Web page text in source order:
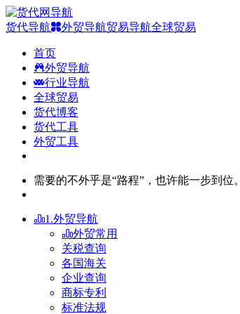
货代导航 外贸导航贸易导航全球贸易
首页
外贸导航
行业导航
全球贸易
货代博客
货代工具
外贸工具
需要的不外乎是“路程”，也许能一步到位。
1.外贸导航
外贸常用
关税查询
各国海关
企业查询
商标专利
标准法规